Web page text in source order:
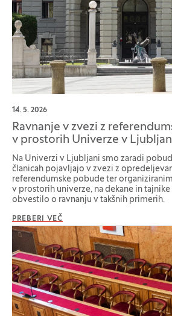
14. 5. 2026
Ravnanje v zvezi z
v prostorih Univerze v
Na Univerzi v Ljubljani smo zaradi
članicah pojavljajo v zvezi z
referendumske pobude ter
v prostorih univerze, na dekane in
obvestilo o ravnanju v takšnih primerih.
PREBERI VEČ